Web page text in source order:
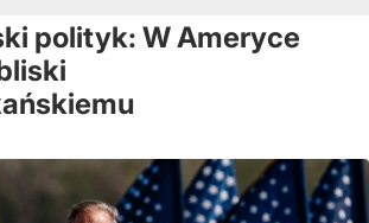
polityk: W Ameryce